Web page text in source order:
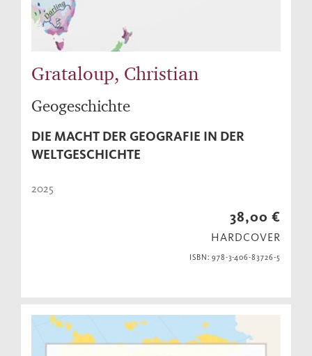
Grataloup, Christian
Geogeschichte
DIE MACHT DER GEOGRAFIE IN DER
WELTGESCHICHTE
2025
38,00 €
HARDCOVER
ISBN: 978-3-406-83726-5